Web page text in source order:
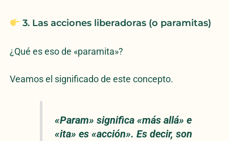
3. Las acciones liberadoras (o paramitas)
¿Qué es eso de «paramita»?
Veamos el significado de este concepto.
«Param» significa «más allá» e
«ita» es «acción». Es decir, son